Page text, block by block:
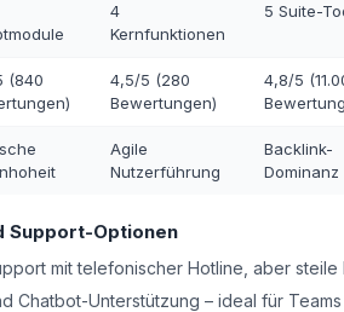
4
Kernfunktionen
5 Suite-
(840
4,5/5 (280
Bewertungen)
4,8/5
Agile
Nutzerführung
Backlink-
Dominanz
Support-Optionen
mit telefonischer Hotline, aber
Chatbot-Unterstützung – ideal für